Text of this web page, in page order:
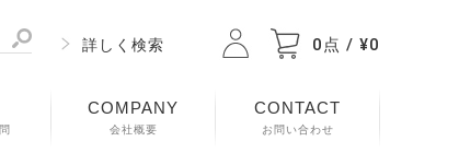
詳しく検索 0点 / ¥0
COMPANY
会社概要
CONTACT
お問い合わせ